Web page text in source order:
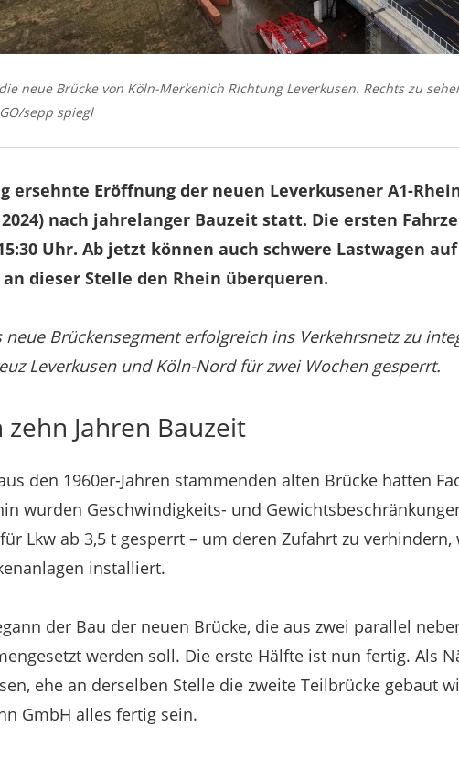
neue Brücke von Köln-Merkenich Richtung Leverkusen. Rechts zu
sepp spiegl
ersehnte Eröffnung der neuen Leverkusener A1-
2024) nach jahrelanger Bauzeit statt. Die ersten
Uhr. Ab jetzt können auch schwere Lastwagen
dieser Stelle den Rhein überqueren.
neue Brückensegment erfolgreich ins Verkehrsnetz zu
Leverkusen und Köln-Nord für zwei Wochen gesperrt.
zehn Jahren Bauzeit
den 1960er-Jahren stammenden alten Brücke hatten
wurden Geschwindigkeits- und
Lkw ab 3,5 t gesperrt – um deren Zufahrt zu verhindern,
installiert.
der Bau der neuen Brücke, die aus zwei parallel
werden soll. Die erste Hälfte ist nun fertig. Als
ehe an derselben Stelle die zweite Teilbrücke gebaut
GmbH alles fertig sein.